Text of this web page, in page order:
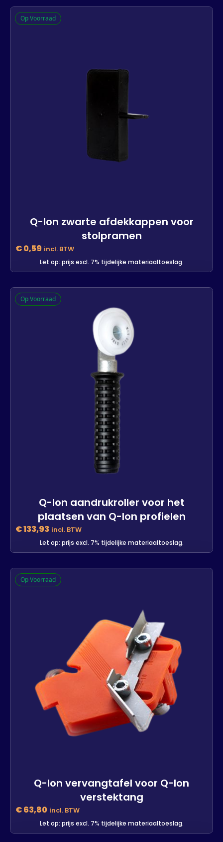
Q-lon witte afdekkappen voor
Op Voorraad
Q-lon zwarte afdekkappen voor
stolpramen
€0,59 incl. BTW
Let op: prijs excl. 7% tijdelijke materiaaltoeslag.
Q-lon zwarte afdekkappen voor
1885 op voorraad
Op Voorraad
Q-lon aandrukroller voor het
plaatsen van Q-lon profielen
€133,93 incl. BTW
Let op: prijs excl. 7% tijdelijke materiaaltoeslag.
Q-lon aandrukroller voor het
plaatsen van Q-lon profielen
+
Op Voorraad
Q-lon vervangtafel voor Q-lon
verstektang
€63,80 incl. BTW
Let op: prijs excl. 7% tijdelijke materiaaltoeslag.